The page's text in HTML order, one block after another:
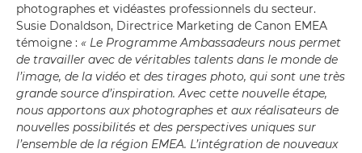
photographes et vidéastes professionnels du secteur.
Susie Donaldson, Directrice Marketing de Canon EMEA
témoigne : « Le Programme Ambassadeurs nous permet
de travailler avec de véritables talents dans le monde de
l’image, de la vidéo et des tirages photo, qui sont une très
grande source d’inspiration. Avec cette nouvelle étape,
nous apportons aux photographes et aux réalisateurs de
nouvelles possibilités et des perspectives uniques sur
l’ensemble de la région EMEA. L’intégration de nouveaux